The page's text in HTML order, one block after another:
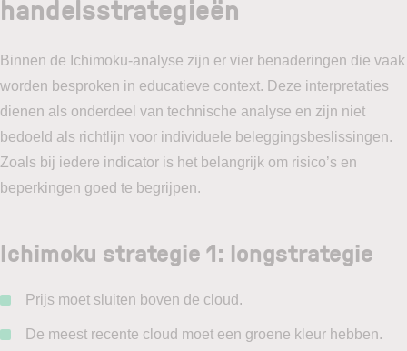
handelsstrategieën
Binnen de Ichimoku-analyse zijn er vier benaderingen die vaak
worden besproken in educatieve context. Deze interpretaties
dienen als onderdeel van technische analyse en zijn niet
bedoeld als richtlijn voor individuele beleggingsbeslissingen.
Zoals bij iedere indicator is het belangrijk om risico’s en
beperkingen goed te begrijpen.
Ichimoku strategie 1: longstrategie
Prijs moet sluiten boven de cloud.
De meest recente cloud moet een groene kleur hebben.